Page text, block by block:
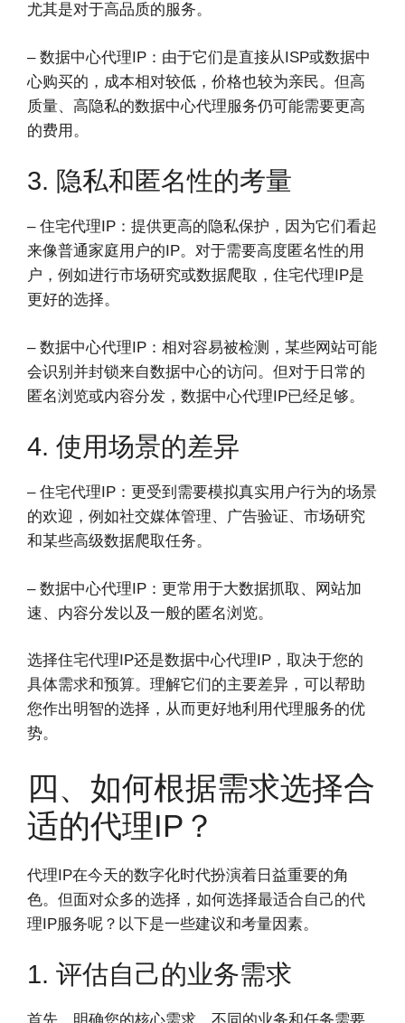
尤其是对于高品质的服务。
– 数据中心代理IP：由于它们是直接从ISP或数据中
心购买的，成本相对较低，价格也较为亲民。但高
质量、高隐私的数据中心代理服务仍可能需要更高
的费用。
3. 隐私和匿名性的考量
– 住宅代理IP：提供更高的隐私保护，因为它们看起
来像普通家庭用户的IP。对于需要高度匿名性的用
户，例如进行市场研究或数据爬取，住宅代理IP是
更好的选择。
– 数据中心代理IP：相对容易被检测，某些网站可能
会识别并封锁来自数据中心的访问。但对于日常的
匿名浏览或内容分发，数据中心代理IP已经足够。
4. 使用场景的差异
– 住宅代理IP：更受到需要模拟真实用户行为的场景
的欢迎，例如社交媒体管理、广告验证、市场研究
和某些高级数据爬取任务。
– 数据中心代理IP：更常用于大数据抓取、网站加
速、内容分发以及一般的匿名浏览。
选择住宅代理IP还是数据中心代理IP，取决于您的
具体需求和预算。理解它们的主要差异，可以帮助
您作出明智的选择，从而更好地利用代理服务的优
势。
四、如何根据需求选择合
适的代理IP？
代理IP在今天的数字化时代扮演着日益重要的角
色。但面对众多的选择，如何选择最适合自己的代
理IP服务呢？以下是一些建议和考量因素。
1. 评估自己的业务需求